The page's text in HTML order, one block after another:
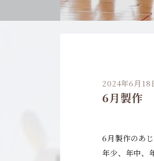
2024年6月18
6月製作
6月製作のあ
年少、年中、